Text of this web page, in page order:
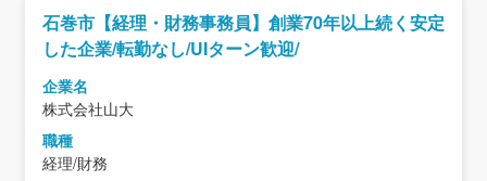
石巻市【経理・財務事務員】創業70年以上続く安定
した企業/転勤なし/UIターン歓迎/
企業名
株式会社山大
職種
経理/財務